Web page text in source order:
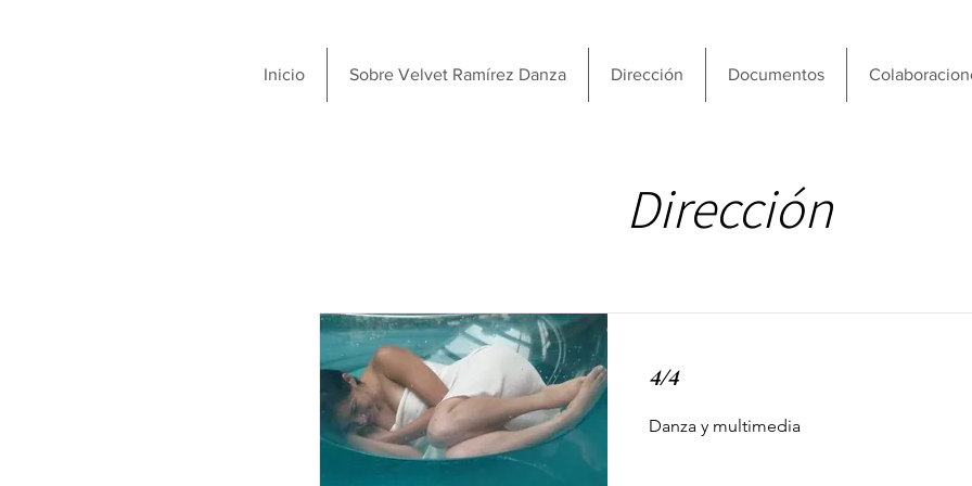
Inicio Sobre Velvet Ramírez Danza Dirección Documentos
Dirección
4/4
Danza y multimedia